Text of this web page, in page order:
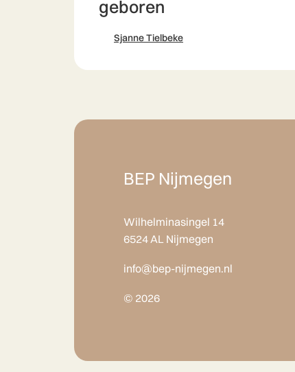
geboren
Sjanne Tielbeke
BEP Nijmegen
Wilhelminasingel 14
6524 AL Nijmegen
info@bep-nijmegen.nl
© 2026